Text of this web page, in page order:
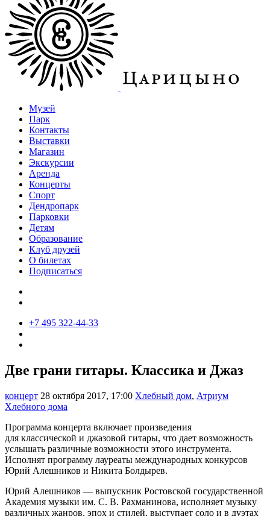
Музей
Парк
Контакты
Выставки
Магазин
Экскурсии
Аренда
Концерты
Спорт
Дендропарк
Парковки
Детям
Образование
Клуб друзей
О билетах
Подписаться
+7 495 322-44-33
Две грани гитары. Классика и Джаз
концерт 28 октября 2017, 17:00 Хлебный дом, Атриум
Хлебного дома
Программа концерта включает произведения
для классической и джазовой гитары, что дает возможность
услышать различные возможности этого инструмента.
Исполнят программу лауреаты международных конкурсов
Юрий Алешников и Никита Болдырев.
Юрий Алешников — выпускник Ростовской государственной
Академия музыки им. С. В. Рахманинова, исполняет музыку
различных жанров, эпох и стилей, выступает соло и в дуэтах